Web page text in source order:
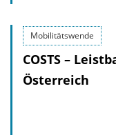
Mobilitätswende
COSTS –
Österreich